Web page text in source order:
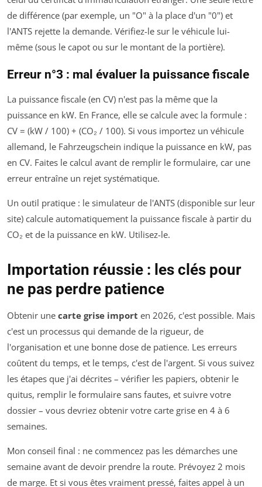
de différence (par exemple, un "O" à la place d'un "0") et
l'ANTS rejette la demande. Vérifiez-le sur le véhicule lui-
même (sous le capot ou sur le montant de la portière).
Erreur n°3 : mal évaluer la puissance fiscale
La puissance fiscale (en CV) n'est pas la même que la
puissance en kW. En France, elle se calcule avec la formule :
CV = (kW / 100) + (CO₂ / 100). Si vous importez un véhicule
allemand, le Fahrzeugschein indique la puissance en kW, pas
en CV. Faites le calcul avant de remplir le formulaire, car une
erreur entraîne un rejet systématique.
Un outil pratique : le simulateur de l'ANTS (disponible sur leur
site) calcule automatiquement la puissance fiscale à partir du
CO₂ et de la puissance en kW. Utilisez-le.
Importation réussie : les clés pour
ne pas perdre patience
Obtenir une carte grise import en 2026, c'est possible. Mais
c'est un processus qui demande de la rigueur, de
l'organisation et une bonne dose de patience. Les erreurs
coûtent du temps, et le temps, c'est de l'argent. Si vous suivez
les étapes que j'ai décrites – vérifier les papiers, obtenir le
quitus, remplir le formulaire sans fautes, et suivre votre
dossier – vous devriez obtenir votre carte grise en 4 à 6
semaines.
Mon conseil final : ne commencez pas les démarches une
semaine avant de devoir prendre la route. Prévoyez 2 mois
de marge. Et si vous êtes vraiment pressé, faites appel à un